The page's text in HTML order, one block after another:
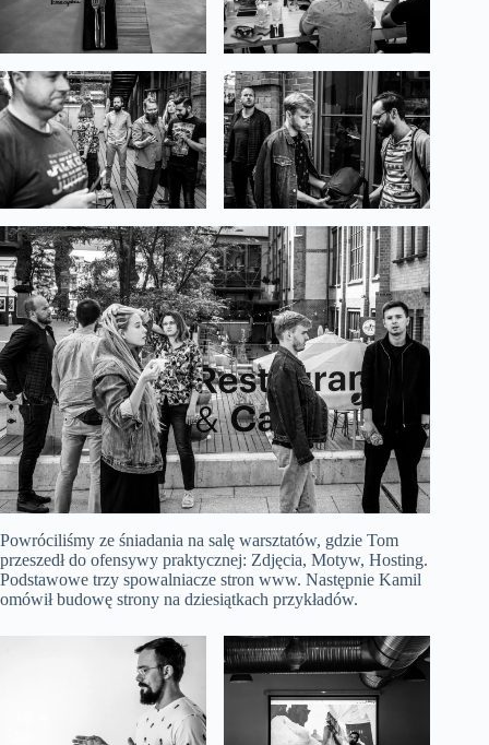
Powróciliśmy ze śniadania na salę warsztatów, gdzie Tom
przeszedł do ofensywy praktycznej: Zdjęcia, Motyw, Hosting.
Podstawowe trzy spowalniacze stron www. Następnie Kamil
omówił budowę strony na dziesiątkach przykładów.